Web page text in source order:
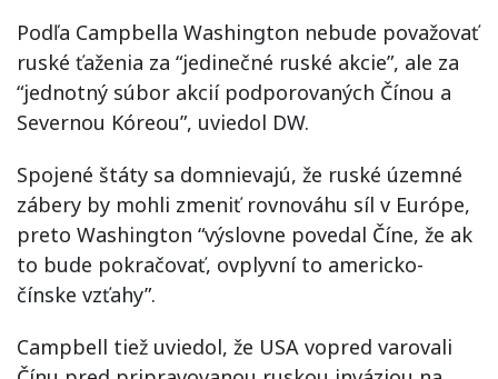
Podľa Campbella Washington nebude považovať
ruské ťaženia za “jedinečné ruské akcie”, ale za
“jednotný súbor akcií podporovaných Čínou a
Severnou Kóreou”, uviedol DW.
Spojené štáty sa domnievajú, že ruské územné
zábery by mohli zmeniť rovnováhu síl v Európe,
preto Washington “výslovne povedal Číne, že ak
to bude pokračovať, ovplyvní to americko-
čínske vzťahy”.
Campbell tiež uviedol, že USA vopred varovali